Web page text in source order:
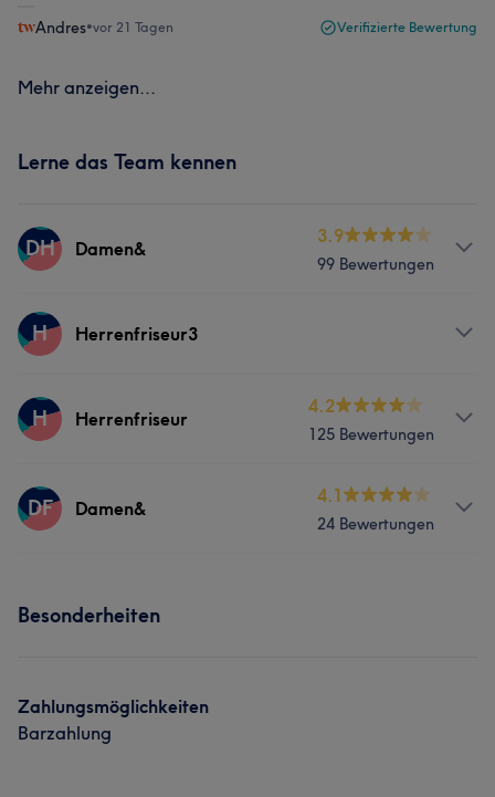
Andres•vor 21 Tagen Verifizierte Bewertung
Mehr anzeigen...
Lerne das Team kennen
DH Damen&
3.9
99 Bewertungen
Services
Was unsere Kunden über Damen& sagen
Professionell Aufmerksam 5
Sympathisch
H Herrenfriseur3
Services
H Herrenfriseur
4.2
125 Bewertungen
Services
Was unsere Kunden über Herrenfriseur sagen
DF Damen&
4.1
24 Bewertungen
Besonderheiten
Zahlungsmöglichkeiten
Barzahlung